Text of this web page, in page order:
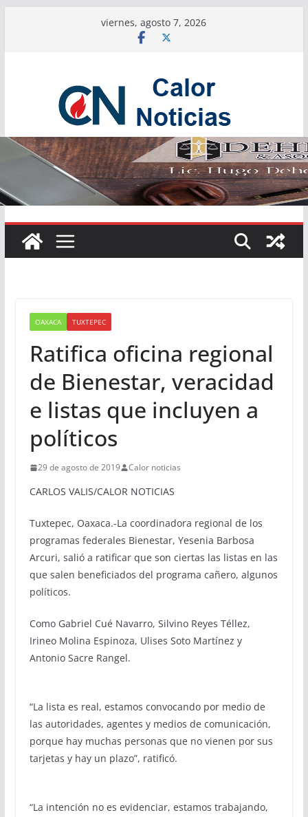
viernes, agosto 7, 2026
OAXACA TUXTEPEC
Ratifica oficina regional
de Bienestar, veracidad
e listas que incluyen a
políticos
29 de agosto de 2019 Calor noticias
CARLOS VALIS/CALOR NOTICIAS
Tuxtepec, Oaxaca.-La coordinadora regional de los
programas federales Bienestar, Yesenia Barbosa
Arcuri, salió a ratificar que son ciertas las listas en las
que salen beneficiados del programa cañero, algunos
políticos.
Como Gabriel Cué Navarro, Silvino Reyes Téllez,
Irineo Molina Espinoza, Ulises Soto Martínez y
Antonio Sacre Rangel.
“La lista es real, estamos convocando por medio de
las autoridades, agentes y medios de comunicación,
porque hay muchas personas que no vienen por sus
tarjetas y hay un plazo”, ratificó.
“La intención no es evidenciar, estamos trabajando,